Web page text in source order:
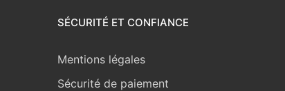
SÉCURITÉ ET CONFIANCE
Mentions légales
Sécurité de paiement